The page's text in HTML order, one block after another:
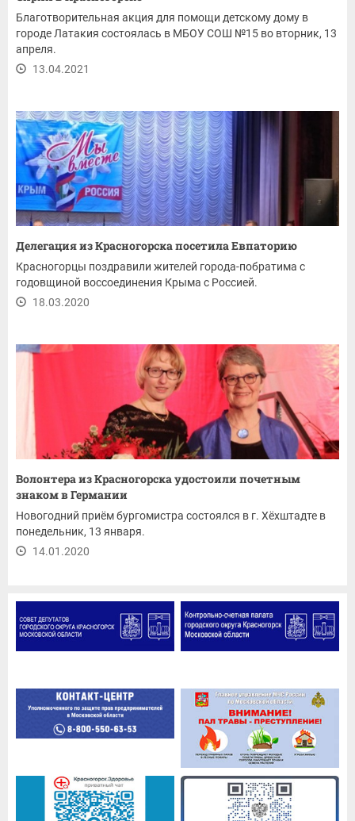
Благотворительная акция для помощи детскому дому в
городе Латакия состоялась в МБОУ СОШ №15 во вторник, 13
апреля.
13.04.2021
Делегация из Красногорска посетила Евпаторию
Красногорцы поздравили жителей города-побратима с
годовщиной воссоединения Крыма с Россией.
18.03.2020
Волонтера из Красногорска удостоили почетным
знаком в Германии
Новогодний приём бургомистра состоялся в г. Хёхштадте в
понедельник, 13 января.
14.01.2020